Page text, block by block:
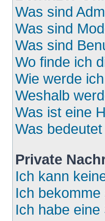
Was sind
Was sind
Was sind
Wo finde ich
Wie werde
Weshalb
Was ist eine
Was
Private
Ich kann
Ich
Ich habe